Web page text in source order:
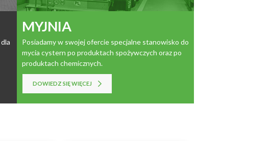
dla
MYJNIA
Posiadamy w swojej ofercie specjalne stanowisko do
mycia cystern po produktach spożywczych oraz po
produktach chemicznych.
DOWIEDZ SIĘ WIĘCEJ